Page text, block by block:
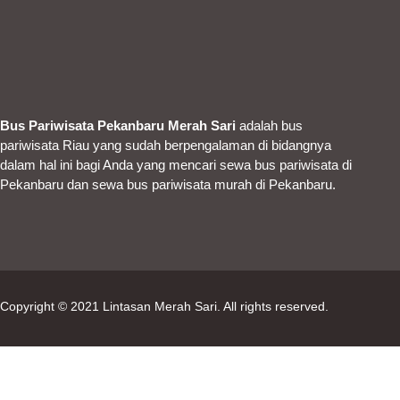
Bus Pariwisata Pekanbaru Merah Sari adalah bus
pariwisata Riau yang sudah berpengalaman di bidangnya
dalam hal ini bagi Anda yang mencari sewa bus pariwisata di
Pekanbaru dan sewa bus pariwisata murah di Pekanbaru.
Copyright © 2021 Lintasan Merah Sari . All rights reserved.